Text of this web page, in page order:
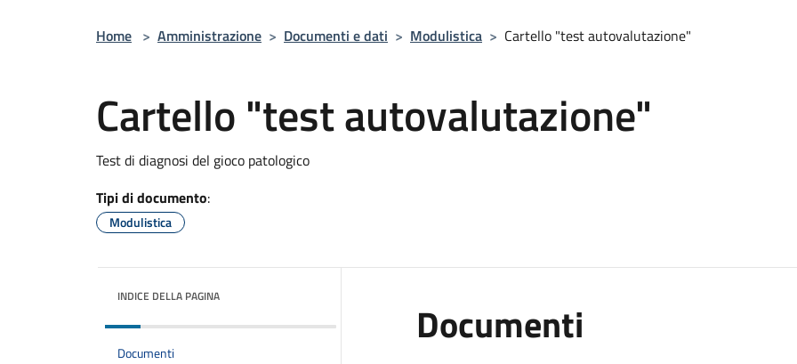
Home > Amministrazione > Documenti e dati > Modulistica > Cartello "test autovalutazione"
Cartello "test autovalutazione"
Test di diagnosi del gioco patologico
Tipi di documento:
Modulistica
INDICE DELLA PAGINA
Documenti
Documenti